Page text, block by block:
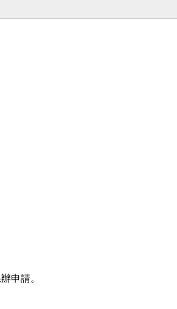
申請。